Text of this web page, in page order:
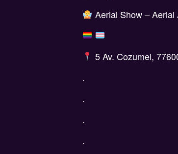
Aerial Show –
5 Av. Cozumel,
.
.
.
.